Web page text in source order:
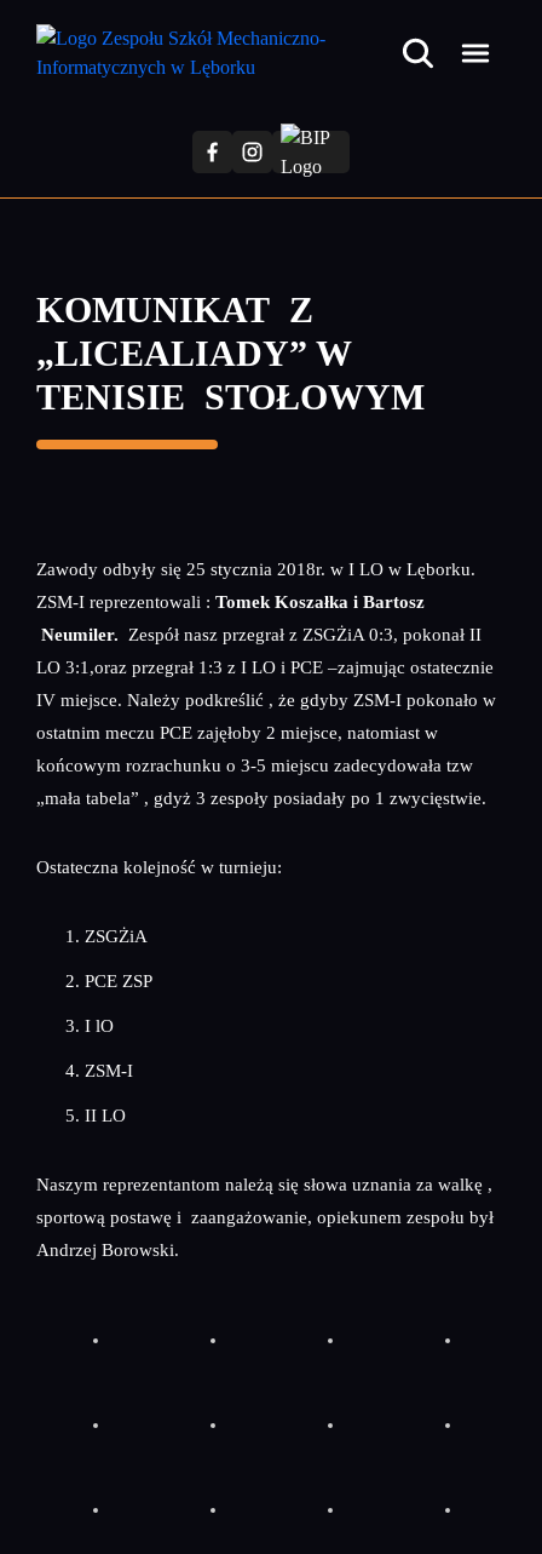
treści
KOMUNIKAT Z
„LICEALIADY” W
TENISIE STOŁOWYM
Zawody odbyły się 25 stycznia 2018r. w I LO w Lęborku.
ZSM-I reprezentowali : Tomek Koszałka i Bartosz
Neumiler. Zespół nasz przegrał z ZSGŻiA 0:3, pokonał II
LO 3:1,oraz przegrał 1:3 z I LO i PCE –zajmując ostatecznie
IV miejsce. Należy podkreślić , że gdyby ZSM-I pokonało w
ostatnim meczu PCE zajęłoby 2 miejsce, natomiast w
końcowym rozrachunku o 3-5 miejscu zadecydowała tzw
„mała tabela” , gdyż 3 zespoły posiadały po 1 zwycięstwie.
Ostateczna kolejność w turnieju:
ZSGŻiA
PCE ZSP
I lO
ZSM-I
II LO
Naszym reprezentantom należą się słowa uznania za walkę ,
sportową postawę i zaangażowanie, opiekunem zespołu był
Andrzej Borowski.